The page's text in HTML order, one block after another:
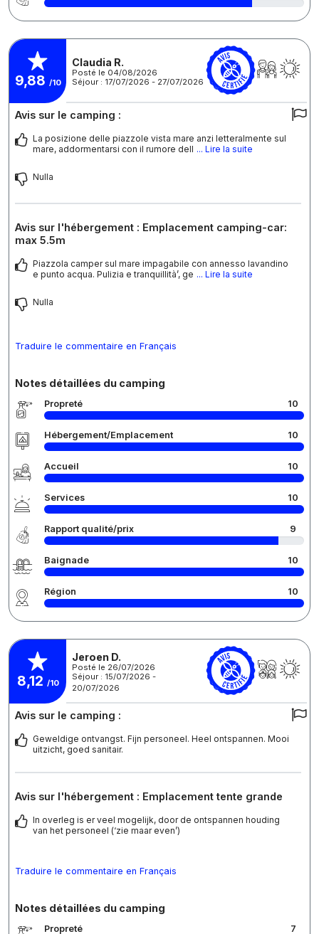
9,88 /10
Claudia R.
Posté le 04/08/2026
Séjour : 17/07/2026 - 27/07/2026
Avis sur le camping :
La posizione delle piazzole vista mare anzi letteralmente sul
mare, addormentarsi con il rumore dell ... Lire la suite
Nulla
Avis sur l'hébergement : Emplacement camping-car:
max 5.5m
Piazzola camper sul mare impagabile con annesso lavandino
e punto acqua. Pulizia e tranquillità’, ge ... Lire la suite
Nulla
Traduire le commentaire en Français
Notes détaillées du camping
Propreté 10
Hébergement/Emplacement 10
Accueil 10
Services 10
Rapport qualité/prix 9
Baignade 10
Région 10
8,12 /10
Jeroen D.
Posté le 26/07/2026
Séjour : 15/07/2026 -
20/07/2026
Avis sur le camping :
Geweldige ontvangst. Fijn personeel. Heel ontspannen. Mooi
uitzicht, goed sanitair.
Avis sur l'hébergement : Emplacement tente grande
In overleg is er veel mogelijk, door de ontspannen houding
van het personeel (‘zie maar even’)
Traduire le commentaire en Français
Notes détaillées du camping
Propreté 7